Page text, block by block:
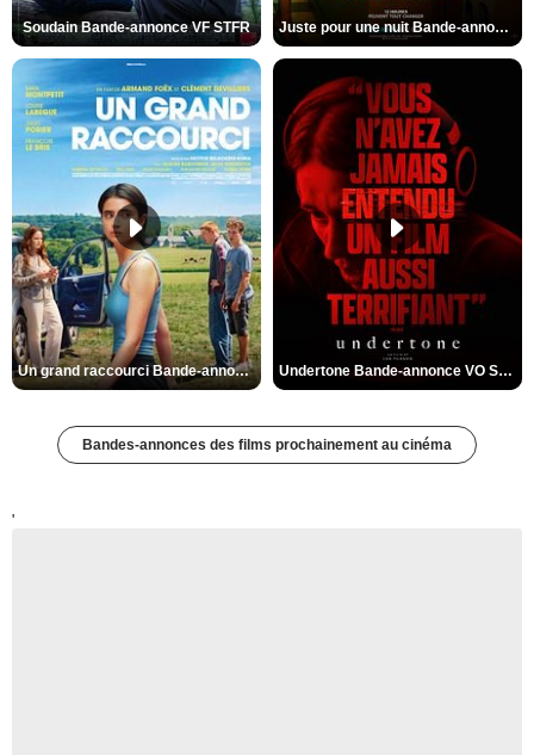
Soudain Bande-annonce VF STFR Juste pour une nuit Bande-annonce VO STFR
Un grand raccourci Bande-annonce VF Undertone Bande-annonce VO STFR
Bandes-annonces des films prochainement au cinéma
'